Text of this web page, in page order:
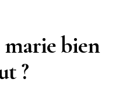
marie bien
?